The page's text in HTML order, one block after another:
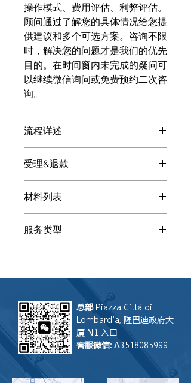
操作模式、费用评估、利弊评估。
顾问通过了解您的具体情况给您提
供建议和多个可选方案。咨询不限
时，解决您的问题才是我们的优先
目的。在时间窗内未完成的疑问可
以继续微信询问或免费预约二次咨
询。
流程详述
信会显现，请扫码添加。请发送下述基
本材料提高沟通效率和质量。客服会将
您指向专业顾问（律师、会计、公证
师、税顾、译员...）
受理&退款
多种解决方案。您自由选择是否让LGS
联合律师事务所处理。如果我们受理，
咨询费可用来抵消总成本。如果您听了
方案后让其他事务所受理，LGS 只会保
能完成操作，LGS联合律师事务所乐意
材料列表
料：相关人身份证/居留/护照、协议、
服务类型
总部 Piazza Città di
Lombardia, 隆巴迪政府大
厦 N1 入口
客服微信: A3518085999